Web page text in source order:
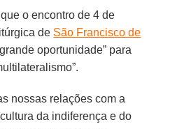
o encontro de 4 de
de São Francisco de
oportunidade” para
nossas relações com a
da indiferença e do